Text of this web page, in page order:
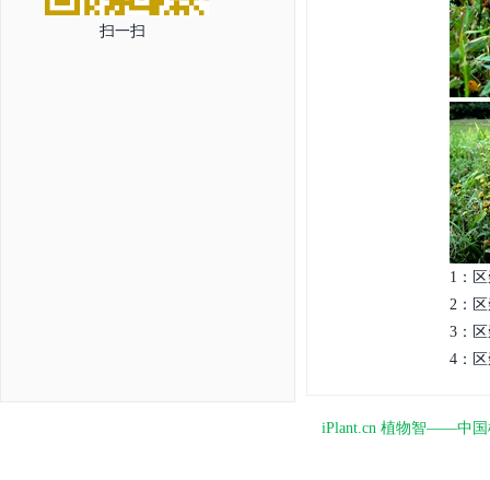
扫一扫
1：
2：
3：
4：
iPlant.cn 植物智——中国